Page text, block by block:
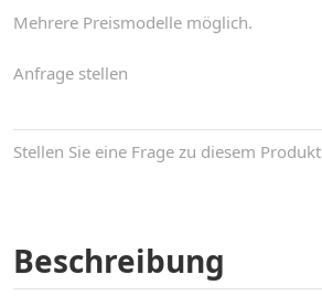
Mehrere Preismodelle möglich.
Anfrage stellen
Stellen Sie eine Frage zu diesem Produkt
Beschreibung